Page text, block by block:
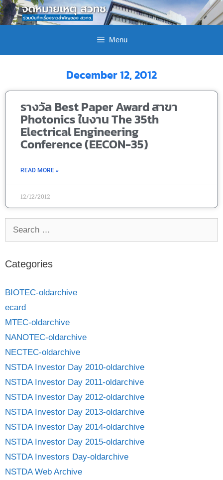
Menu
December 12, 2012
รางวัล Best Paper Award สาขา
Photonics ในงาน The 35th
Electrical Engineering
Conference (EECON-35)
READ MORE »
12/12/2012
Categories
BIOTEC-oldarchive
ecard
MTEC-oldarchive
NANOTEC-oldarchive
NECTEC-oldarchive
NSTDA Investor Day 2010-oldarchive
NSTDA Investor Day 2011-oldarchive
NSTDA Investor Day 2012-oldarchive
NSTDA Investor Day 2013-oldarchive
NSTDA Investor Day 2014-oldarchive
NSTDA Investor Day 2015-oldarchive
NSTDA Investors Day-oldarchive
NSTDA Web Archive